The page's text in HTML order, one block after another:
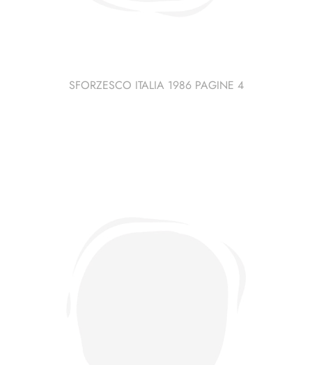
SFORZESCO ITALIA 1986 PAGINE 4